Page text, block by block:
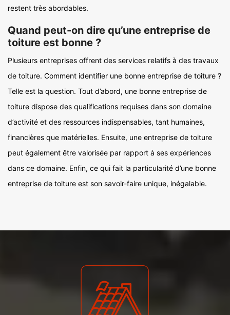
restent très abordables.
Quand peut-on dire qu’une entreprise de
toiture est bonne ?
Plusieurs entreprises offrent des services relatifs à des travaux
de toiture. Comment identifier une bonne entreprise de toiture ?
Telle est la question. Tout d’abord, une bonne entreprise de
toiture dispose des qualifications requises dans son domaine
d’activité et des ressources indispensables, tant humaines,
financières que matérielles. Ensuite, une entreprise de toiture
peut également être valorisée par rapport à ses expériences
dans ce domaine. Enfin, ce qui fait la particularité d’une bonne
entreprise de toiture est son savoir-faire unique, inégalable.